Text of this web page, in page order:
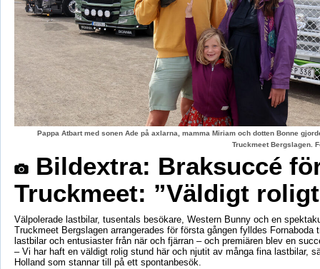
Pappa Atbart med sonen Ade på axlarna, mamma Miriam och dotten Bonne
Truckmeet Bergslagen.
Bildextra: Braksuccé
Truckmeet: ”Väldigt
Välpolerade lastbilar, tusentals besökare, Western Bunny och en
Truckmeet Bergslagen arrangerades för första gången fylldes Fornaboda
lastbilar och entusiaster från när och fjärran – och premiären blev en
– Vi har haft en väldigt rolig stund här och njutit av många fina lastbilar,
Holland som stannar till på ett spontanbesök.